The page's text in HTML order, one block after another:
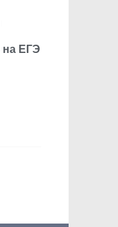
на ЕГЭ